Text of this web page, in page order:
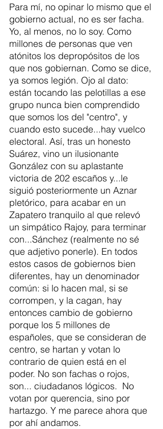
Para mí, no opinar lo mismo que el
gobierno actual, no es ser facha.
Yo, al menos, no lo soy. Como
millones de personas que ven
atónitos los depropósitos de los
que nos gobiernan. Como se dice,
ya somos legión. Ojo al dato:
están tocando las pelotillas a ese
grupo nunca bien comprendido
que somos los del "centro", y
cuando esto sucede...hay vuelco
electoral. Así, tras un honesto
Suárez, vino un ilusionante
González con su aplastante
victoria de 202 escaños y...le
siguió posteriormente un Aznar
pletórico, para acabar en un
Zapatero tranquilo al que relevó
un simpático Rajoy, para terminar
con...Sánchez (realmente no sé
que adjetivo ponerle). En todos
estos casos de gobiernos bien
diferentes, hay un denominador
común: si lo hacen mal, si se
corrompen, y la cagan, hay
entonces cambio de gobierno
porque los 5 millones de
españoles, que se consideran de
centro, se hartan y votan lo
contrario de quien está en el
poder. No son fachas o rojos,
son... ciudadanos lógicos.  No
votan por querencia, sino por
hartazgo. Y me parece ahora que
por ahí andamos.